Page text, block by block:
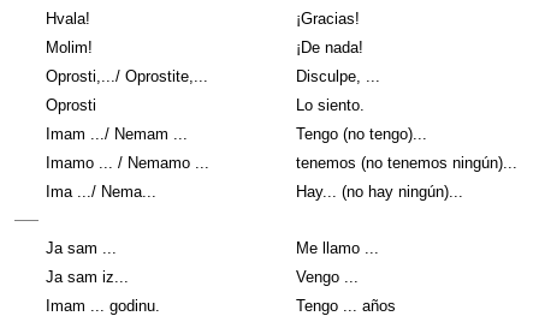
Hvala!
¡Gracias!
Molim!
¡De nada!
Oprosti,.../ Oprostite,...
Disculpe, ...
Oprosti
Lo siento.
Imam .../ Nemam ...
Tengo (no tengo)...
Imamo ... / Nemamo ...
tenemos (no tenemos ningún)...
Ima .../ Nema...
Hay... (no hay ningún)...
Ja sam ...
Me llamo ...
Ja sam iz...
Vengo ...
Imam ... godinu.
Tengo ... años